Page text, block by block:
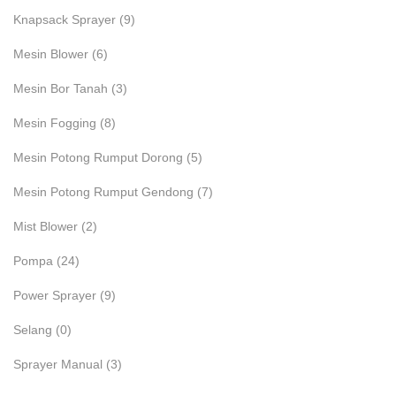
Knapsack Sprayer (9)
Mesin Blower (6)
Mesin Bor Tanah (3)
Mesin Fogging (8)
Mesin Potong Rumput Dorong (5)
Mesin Potong Rumput Gendong (7)
Mist Blower (2)
Pompa (24)
Power Sprayer (9)
Selang (0)
Sprayer Manual (3)